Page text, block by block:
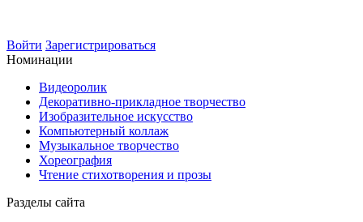
Войти Зарегистрироваться
Номинации
Видеоролик
Декоративно-прикладное творчество
Изобразительное искусство
Компьютерный коллаж
Музыкальное творчество
Хореография
Чтение стихотворения и прозы
Разделы сайта